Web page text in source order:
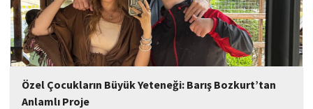
Özel Çocukların Büyük Yeteneği: Barış Bozkurt’tan
Anlamlı Proje